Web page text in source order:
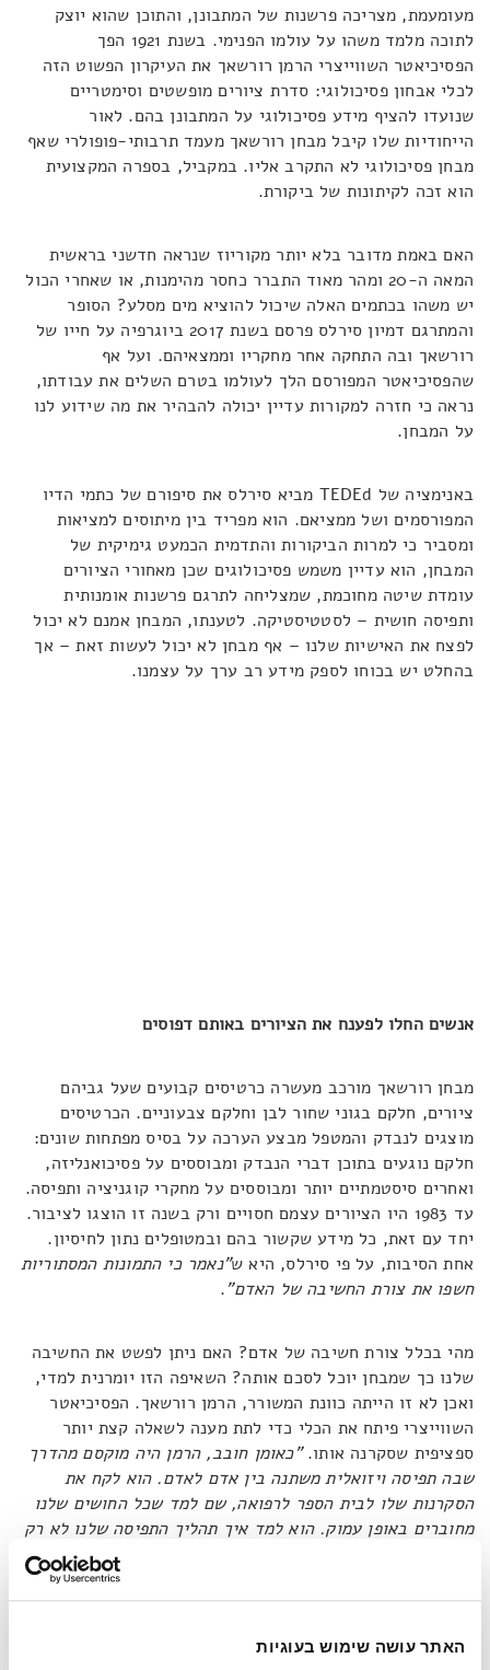
האתר עושה שימוש בעוגיות
מעומעמת, מצריכה פרשנות של המתבונן, והתוכן שהוא יוצק
לתוכה מלמד משהו על עולמו הפנימי. בשנת 1921 הפך
הפסיכיאטר השווייצרי הרמן רורשאך את העיקרון הפשוט הזה
לכלי אבחון פסיכולוגי: סדרת ציורים מופשטים וסימטריים
שנועדו להציף מידע פסיכולוגי על המתבונן בהם. לאור
הייחודיות שלו קיבל מבחן רורשאך מעמד תרבותי-פופולרי שאף
מבחן פסיכולוגי לא התקרב אליו. במקביל, בספרה המקצועית
הוא זכה לקיתונות של ביקורת.
האם באמת מדובר בלא יותר מקוריוז שנראה חדשני בראשית
המאה ה-20 ומהר מאוד התברר כחסר מהימנות, או שאחרי הכול
יש משהו בכתמים האלה שיכול להוציא מים מסלע? הסופר
והמתרגם דמיון סירלס פרסם בשנת 2017 ביוגרפיה על חייו של
רורשאך ובה התחקה אחר מחקריו וממצאיהם. ועל אף
שהפסיכיאטר המפורסם הלך לעולמו בטרם השלים את עבודתו,
נראה כי חזרה למקורות עדיין יכולה להבהיר את מה שידוע לנו
על המבחן.
באנימציה של TEDEd מביא סירלס את סיפורם של כתמי הדיו
המפורסמים ושל ממציאם. הוא מפריד בין מיתוסים למציאות
ומסביר כי למרות הביקורות והתדמית הכמעט גימיקית של
המבחן, הוא עדיין משמש פסיכולוגים שכן מאחורי הציורים
עומדת שיטה מחוכמת, שמצליחה לתרגם פרשנות אומנותית
ותפיסה חושית – לסטטיסטיקה. לטענתו, המבחן אמנם לא יכול
לפצח את האישיות שלנו – אף מבחן לא יכול לעשות זאת – אך
בהחלט יש בכוחו לספק מידע רב ערך על עצמנו.
אנשים החלו לפענח את הציורים באותם דפוסים
מבחן רורשאך מורכב מעשרה כרטיסים קבועים שעל גביהם
ציורים, חלקם בגוני שחור לבן וחלקם צבעוניים. הכרטיסים
מוצגים לנבדק והמטפל מבצע הערכה על בסיס מפתחות שונים:
חלקם נוגעים בתוכן דברי הנבדק ומבוססים על פסיכואנליזה,
ואחרים סיסטמתיים יותר ומבוססים על מחקרי קוגניציה ותפיסה.
עד 1983 היו הציורים עצמם חסויים ורק בשנה זו הוצגו לציבור.
יחד עם זאת, כל מידע שקשור בהם ובמטופלים נתון לחיסיון.
אחת הסיבות, על פי סירלס, היא ש"נאמר כי התמונות המסתוריות
חשפו את צורת החשיבה של האדם".
מהי בכלל צורת חשיבה של אדם? האם ניתן לפשט את החשיבה
שלנו כך שמבחן יוכל לסכם אותה? השאיפה הזו יומרנית למדי,
ואכן לא זו הייתה כוונת המשורר, הרמן רורשאך. הפסיכיאטר
השווייצרי פיתח את הכלי כדי לתת מענה לשאלה קצת יותר
ספציפית שסקרנה אותו."כאומן חובב, הרמן היה מוקסם מהדרך
שבה תפיסה ויזואלית משתנה בין אדם לאדם. הוא לקח את
הסקרנות שלו לבית הספר לרפואה, שם למד שכל החושים שלנו
מחוברים באופן עמוק. הוא למד איך תהליך התפיסה שלנו לא רק
למחלות נפש. כמו בכל כלי אבחון פסיכולוגי, למקרה בודד אין